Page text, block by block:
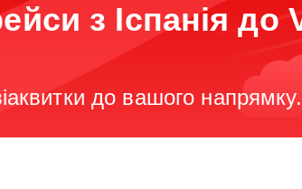
з Іспанія
до вашого